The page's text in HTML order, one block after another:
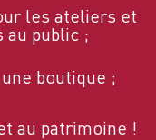
les ateliers et
au public ;
boutique ;
au patrimoine !